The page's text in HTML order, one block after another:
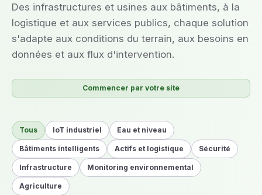
Des infrastructures et usines aux bâtiments, à la
logistique et aux services publics, chaque solution
s'adapte aux conditions du terrain, aux besoins en
données et aux flux d'intervention.
Commencer par votre site
Tous IoT industriel Eau et niveau
Bâtiments intelligents Actifs et logistique Sécurité
Infrastructure Monitoring environnemental
Agriculture